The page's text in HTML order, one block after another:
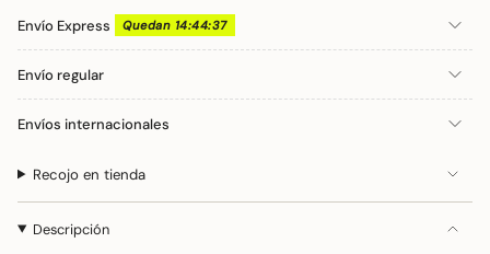
cantidad
para
product
"multiples_of"=>"Incrementos
{{
quantity
}}",
Envío Express Quedan 14:44:37
Envío regular
Envíos internacionales
Recojo en tienda
Descripción